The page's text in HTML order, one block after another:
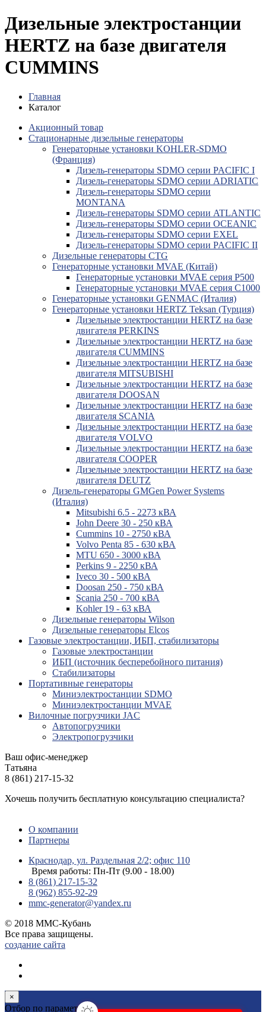
Дизельные электростанции
HERTZ на базе двигателя
CUMMINS
Главная
Каталог
Акционный товар
Стационарные дизельные генераторы
Генераторные установки KOHLER-SDMO
(Франция)
Дизель-генераторы SDMO серии PACIFIC I
Дизель-генераторы SDMO серии ADRIATIC
Дизель-генераторы SDMO серии
MONTANA
Дизель-генераторы SDMO серии ATLANTIC
Дизель-генераторы SDMO серии OCEANIC
Дизель-генераторы SDMO серии EXEL
Дизель-генераторы SDMO серии PACIFIC II
Дизельные генераторы CTG
Генераторные установки MVAE (Китай)
Генераторные установки MVAE серия P500
Генераторные установки MVAE серия C1000
Генераторные установки GENMAC (Италия)
Генераторные установки HERTZ Teksan (Турция)
Дизельные электростанции HERTZ на базе
двигателя PERKINS
Дизельные электростанции HERTZ на базе
двигателя CUMMINS
Дизельные электростанции HERTZ на базе
двигателя MITSUBISHI
Дизельные электростанции HERTZ на базе
двигателя DOOSAN
Дизельные электростанции HERTZ на базе
двигателя SCANIA
Дизельные электростанции HERTZ на базе
двигателя VOLVO
Дизельные электростанции HERTZ на базе
двигателя COOPER
Дизельные электростанции HERTZ на базе
двигателя DEUTZ
Дизель-генераторы GMGen Power Systems
(Италия)
Mitsubishi 6.5 - 2273 кВА
John Deere 30 - 250 кВА
Cummins 10 - 2750 кВА
Volvo Penta 85 - 630 кВА
MTU 650 - 3000 кВА
Perkins 9 - 2250 кВА
Iveco 30 - 500 кВА
Doosan 250 - 750 кВА
Scania 250 - 700 кВА
Kohler 19 - 63 кВА
Дизельные генераторы Wilson
Дизельные генераторы Elcos
Газовые электростанции, ИБП, стабилизаторы
Газовые электростанции
ИБП (источник бесперебойного питания)
Стабилизаторы
Портативные генераторы
Миниэлектростанции SDMO
Миниэлектростанции MVAE
Вилочные погрузчики JAC
Авто­погрузчики
Электро­погрузчики
Ваш офис-менеджер
Татьяна
8 (861) 217-15-32
Хочешь получить бесплатную консультацию специалиста?
О компании
Партнеры
Краснодар, ул. Раздельная 2/2; офис 110
Время работы: Пн-Пт (9.00 - 18.00)
8 (861) 217-15-32
8 (962) 855-92-29
mmc-generator@yandex.ru
© 2018 ММС-Кубань
Все права защищены.
создание сайта
×
Отбор по параметрам